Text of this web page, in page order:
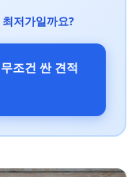
저가일까요?
조건 싼 견적